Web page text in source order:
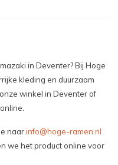
in Deventer? Bij Hoge
kleding en duurzaam
winkel in Deventer of
naarinfo@hoge-ramen.nl
we het product online voor